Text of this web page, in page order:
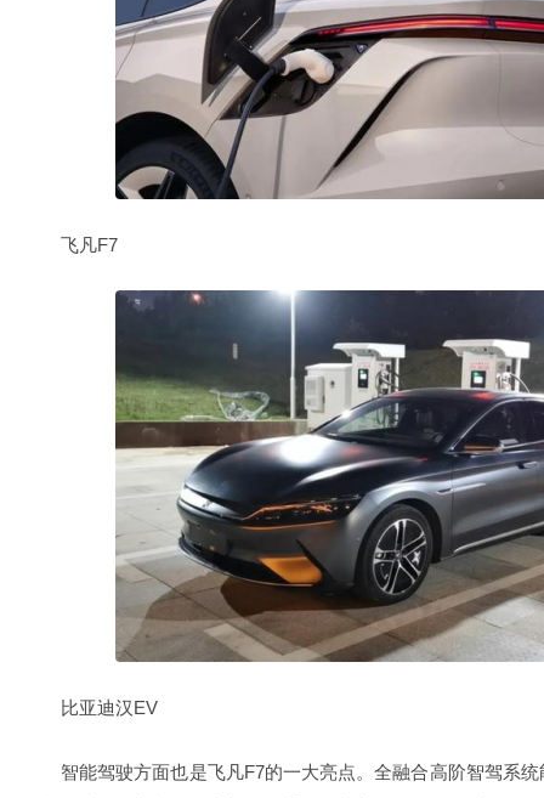
飞凡F7
比亚迪汉EV
智能驾驶方面也是飞凡F7的一大亮点。全融合高阶智驾系